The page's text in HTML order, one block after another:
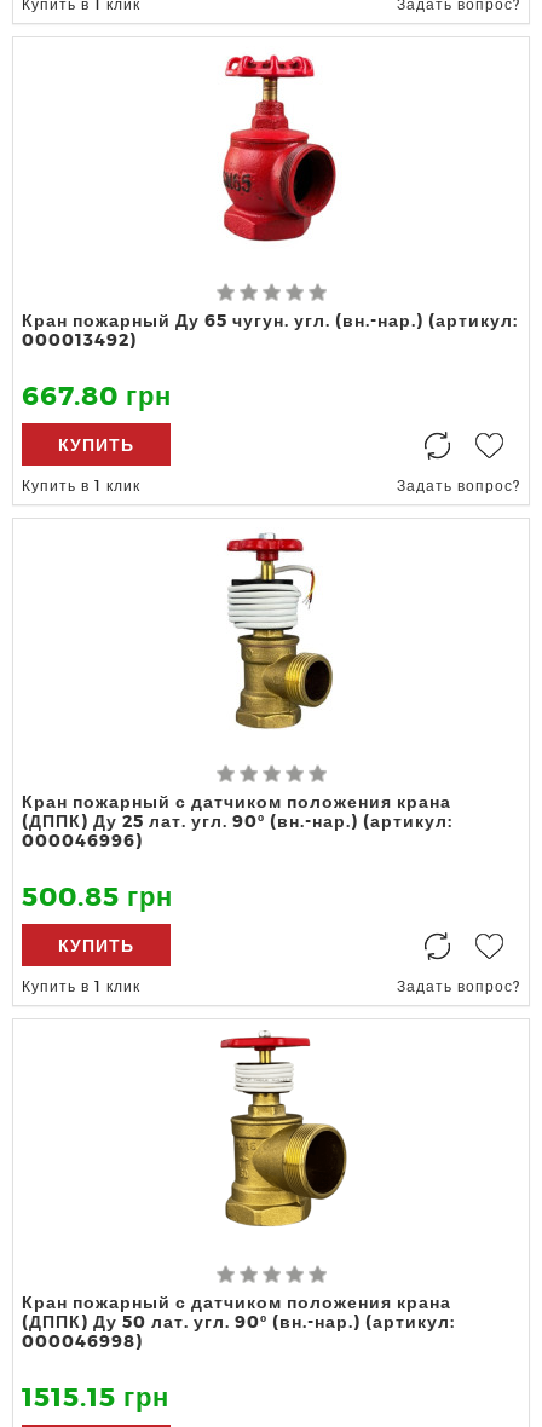
Купить в 1 клик Задать вопрос?
Кран пожарный Ду 65 чугун. угл. (вн.-нар.) (артикул:
000013492)
667.80 грн
КУПИТЬ
Купить в 1 клик Задать вопрос?
Кран пожарный с датчиком положения крана
(ДППК) Ду 25 лат. угл. 90º (вн.-нар.) (артикул:
000046996)
500.85 грн
КУПИТЬ
Купить в 1 клик Задать вопрос?
Кран пожарный с датчиком положения крана
(ДППК) Ду 50 лат. угл. 90º (вн.-нар.) (артикул:
000046998)
1515.15 грн